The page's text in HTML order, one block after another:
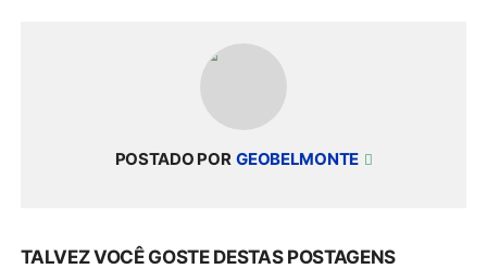
POSTADO POR GEOBELMONTE
TALVEZ VOCÊ GOSTE DESTAS POSTAGENS